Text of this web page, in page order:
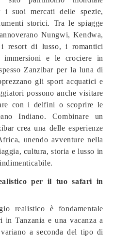
i suoi mercati delle spezie,
storici. Tra le spiagge
Nungwi, Kendwa,
resort di lusso, i romantici
e le crociere in
Zanzibar per la luna di
gli sport acquatici e
possono anche visitare
con i delfini o scoprire le
Indiano. Combinare un
crea una delle esperienze
unendo avventure nella
cultura, storia e lusso in
per il tuo safari in
realistico è fondamentale
Tanzania e una vacanza a
a seconda del tipo di